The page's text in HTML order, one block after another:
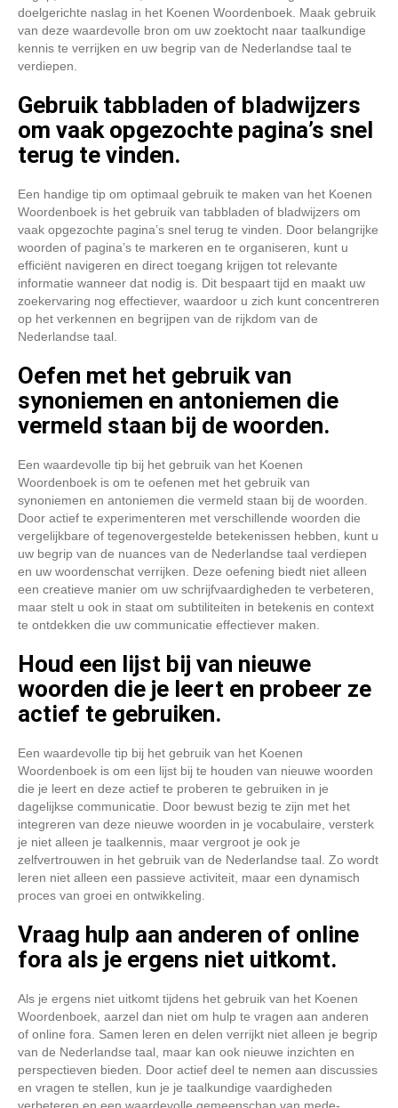
doelgerichte naslag in het Koenen Woordenboek. Maak gebruik
van deze waardevolle bron om uw zoektocht naar taalkundige
kennis te verrijken en uw begrip van de Nederlandse taal te
verdiepen.
Gebruik tabbladen of bladwijzers
om vaak opgezochte pagina’s snel
terug te vinden.
Een handige tip om optimaal gebruik te maken van het Koenen
Woordenboek is het gebruik van tabbladen of bladwijzers om
vaak opgezochte pagina’s snel terug te vinden. Door belangrijke
woorden of pagina’s te markeren en te organiseren, kunt u
efficiënt navigeren en direct toegang krijgen tot relevante
informatie wanneer dat nodig is. Dit bespaart tijd en maakt uw
zoekervaring nog effectiever, waardoor u zich kunt concentreren
op het verkennen en begrijpen van de rijkdom van de
Nederlandse taal.
Oefen met het gebruik van
synoniemen en antoniemen die
vermeld staan bij de woorden.
Een waardevolle tip bij het gebruik van het Koenen
Woordenboek is om te oefenen met het gebruik van
synoniemen en antoniemen die vermeld staan bij de woorden.
Door actief te experimenteren met verschillende woorden die
vergelijkbare of tegenovergestelde betekenissen hebben, kunt u
uw begrip van de nuances van de Nederlandse taal verdiepen
en uw woordenschat verrijken. Deze oefening biedt niet alleen
een creatieve manier om uw schrijfvaardigheden te verbeteren,
maar stelt u ook in staat om subtiliteiten in betekenis en context
te ontdekken die uw communicatie effectiever maken.
Houd een lijst bij van nieuwe
woorden die je leert en probeer ze
actief te gebruiken.
Een waardevolle tip bij het gebruik van het Koenen
Woordenboek is om een lijst bij te houden van nieuwe woorden
die je leert en deze actief te proberen te gebruiken in je
dagelijkse communicatie. Door bewust bezig te zijn met het
integreren van deze nieuwe woorden in je vocabulaire, versterk
je niet alleen je taalkennis, maar vergroot je ook je
zelfvertrouwen in het gebruik van de Nederlandse taal. Zo wordt
leren niet alleen een passieve activiteit, maar een dynamisch
proces van groei en ontwikkeling.
Vraag hulp aan anderen of online
fora als je ergens niet uitkomt.
Als je ergens niet uitkomt tijdens het gebruik van het Koenen
Woordenboek, aarzel dan niet om hulp te vragen aan anderen
of online fora. Samen leren en delen verrijkt niet alleen je begrip
van de Nederlandse taal, maar kan ook nieuwe inzichten en
perspectieven bieden. Door actief deel te nemen aan discussies
en vragen te stellen, kun je je taalkundige vaardigheden